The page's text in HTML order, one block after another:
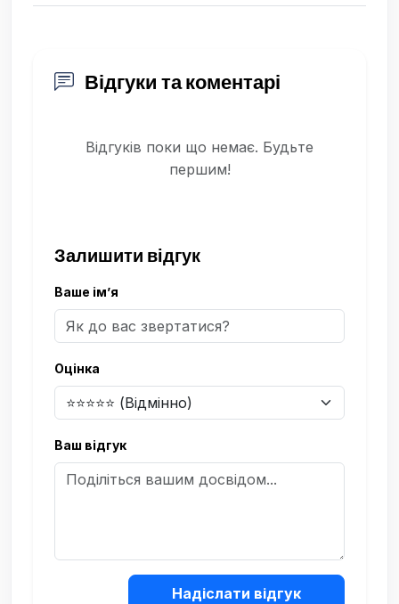
Відгуки та коментарі
Відгуків поки що немає. Будьте
першим!
Залишити відгук
Ваше ім’я
Оцінка
Ваш відгук
Надіслати відгук